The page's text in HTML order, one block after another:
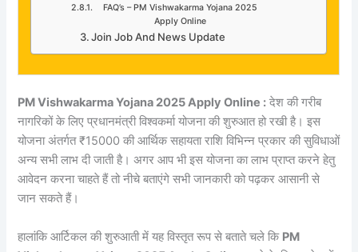
FAQ’s – PM Vishwakarma Yojana 2025
Apply Online
Join Job And News Update
PM Vishwakarma Yojana 2025 Apply Online : देश की गरीब
नागरिकों के लिए प्रधानमंत्री विश्वकर्मा योजना की शुरुआत हो रखी है। इस
योजना अंतर्गत ₹15000 की आर्थिक सहायता राशि विभिन्न प्रकार की सुविधाओं
अन्य सभी लाभ दी जाती है। अगर आप भी इस योजना का लाभ प्राप्त करने हेतु
आवेदन करना चाहते हैं तो नीचे बताएंगे सभी जानकारी को पढ़कर आसानी से
जान सकते हैं।
हालांकि आर्टिकल की शुरुआती में यह विस्तृत रूप से बताते चले कि PM